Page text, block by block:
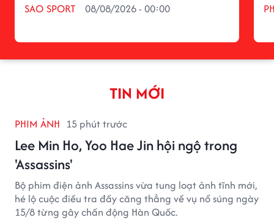
SAO SPORT 08/08/2026 - 00:00
TIN MỚI
PHIM ẢNH 15 phút trước
Lee Min Ho, Yoo Hae Jin hội ngộ trong
'Assassins'
Bộ phim điện ảnh Assassins vừa tung loạt ảnh tĩnh mới,
hé lộ cuộc điều tra đầy căng thẳng về vụ nổ súng ngày
15/8 từng gây chấn động Hàn Quốc.